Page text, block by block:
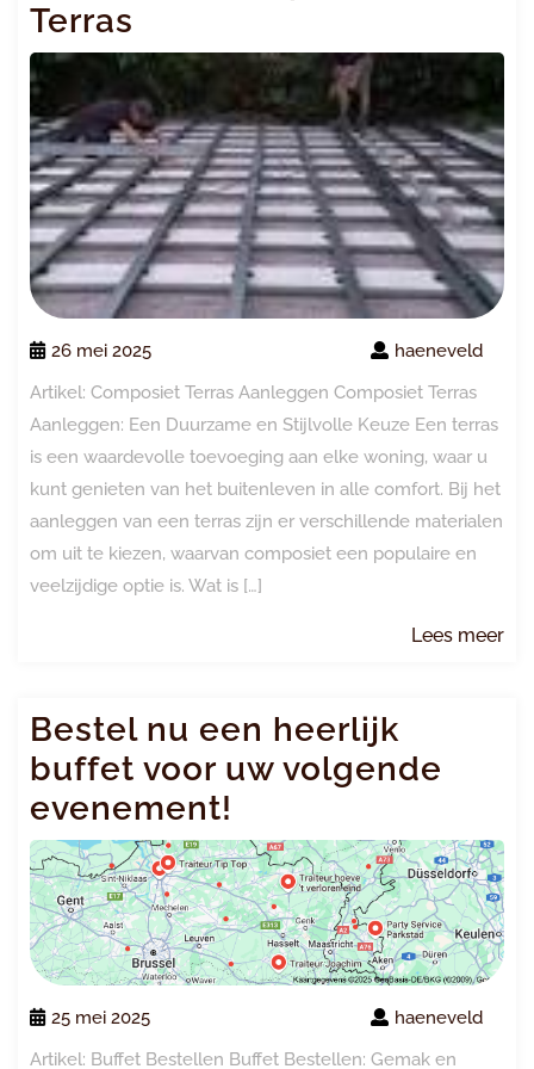
Terras
26 mei 2025
haeneveld
Artikel: Composiet Terras Aanleggen Composiet Terras
Aanleggen: Een Duurzame en Stijlvolle Keuze Een terras
is een waardevolle toevoeging aan elke woning, waar u
kunt genieten van het buitenleven in alle comfort. Bij het
aanleggen van een terras zijn er verschillende materialen
om uit te kiezen, waarvan composiet een populaire en
veelzijdige optie is. Wat is […]
Lees meer
Bestel nu een heerlijk
buffet voor uw volgende
evenement!
25 mei 2025
haeneveld
Artikel: Buffet Bestellen Buffet Bestellen: Gemak en